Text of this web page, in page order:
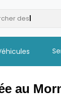
deshotels
au